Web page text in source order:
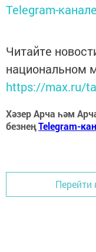
Telegram-канале
Читайте
национальном
https://max.ru/
Хәзер Арча һәм
безнеңTelegram-
Перейти